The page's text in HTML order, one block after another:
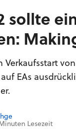
sollte
EAs
Lesezeit